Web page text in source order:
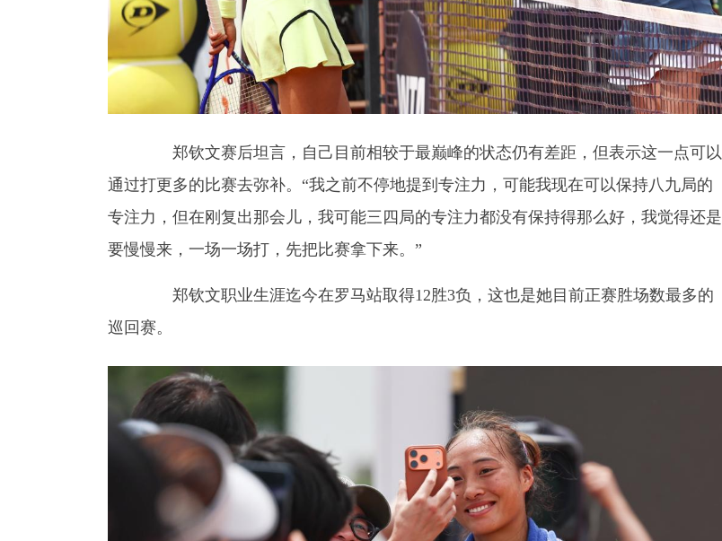
郑钦文赛后坦言，自己目前相较于最巅峰的状态仍有差距，但表示这一点可以
通过打更多的比赛去弥补。“我之前不停地提到专注力，可能我现在可以保持八九局的
专注力，但在刚复出那会儿，我可能三四局的专注力都没有保持得那么好，我觉得还是
要慢慢来，一场一场打，先把比赛拿下来。”
郑钦文职业生涯迄今在罗马站取得12胜3负，这也是她目前正赛胜场数最多的
巡回赛。